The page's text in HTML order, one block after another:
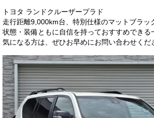
トヨタ ランドクルーザープラド
走行距離9,000km台、特別仕様のマットブラッ
状態・装備ともに自信を持っておすすめできる
気になる方は、ぜひお早めにお問い合わせくだ